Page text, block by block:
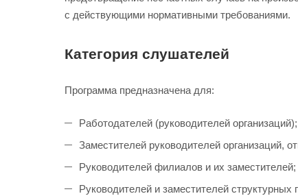
с действующими нормативными требованиями.
Категория слушателей
Программа предназначена для:
Работодателей (руководителей организаций);
Заместителей руководителей организаций,
Руководителей филиалов и их заместителей;
Руководителей и заместителей структурных